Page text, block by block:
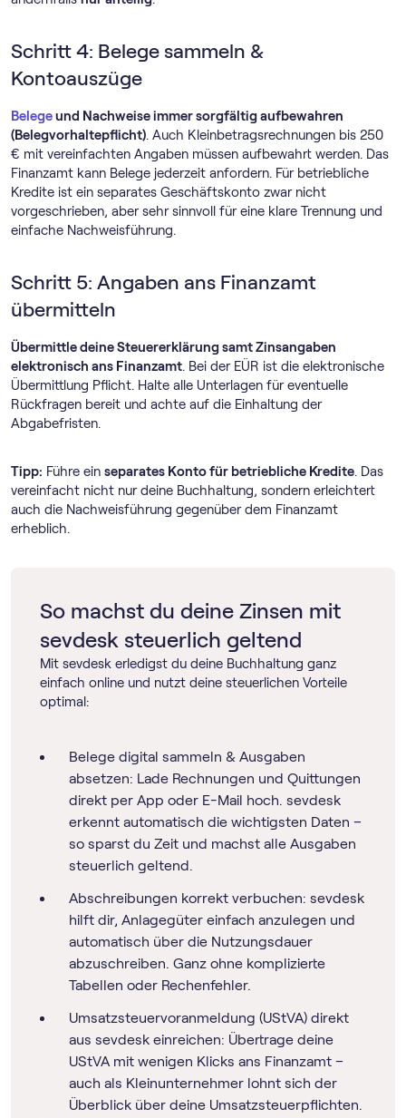
Schritt 4: Belege sammeln &
Kontoauszüge
Belegeund Nachweise immer sorgfältig aufbewahren
(Belegvorhaltepflicht). Auch Kleinbetragsrechnungen bis 250
€ mit vereinfachten Angaben müssen aufbewahrt werden. Das
Finanzamt kann Belege jederzeit anfordern. Für betriebliche
Kredite ist ein separates Geschäftskonto zwar nicht
vorgeschrieben, aber sehr sinnvoll für eine klare Trennung und
einfache Nachweisführung.
Schritt 5: Angaben ans Finanzamt
übermitteln
Übermittle deine Steuererklärung samt Zinsangaben
elektronisch ans Finanzamt. Bei der EÜR ist die elektronische
Übermittlung Pflicht. Halte alle Unterlagen für eventuelle
Rückfragen bereit und achte auf die Einhaltung der
Abgabefristen.
Tipp: Führe ein separates Konto für betriebliche Kredite. Das
vereinfacht nicht nur deine Buchhaltung, sondern erleichtert
auch die Nachweisführung gegenüber dem Finanzamt
erheblich.
So machst du deine Zinsen mit
sevdesk steuerlich geltend
Mit sevdesk erledigst du deine Buchhaltung ganz
einfach online und nutzt deine steuerlichen Vorteile
optimal:
Belege digital sammeln & Ausgaben
absetzen: Lade Rechnungen und Quittungen
direkt per App oder E-Mail hoch. sevdesk
erkennt automatisch die wichtigsten Daten –
so sparst du Zeit und machst alle Ausgaben
steuerlich geltend.
Abschreibungen korrekt verbuchen: sevdesk
hilft dir, Anlagegüter einfach anzulegen und
automatisch über die Nutzungsdauer
abzuschreiben. Ganz ohne komplizierte
Tabellen oder Rechenfehler.
Umsatz­steuer­voranmeldung (UStVA) direkt
aus sevdesk einreichen: Übertrage deine
UStVA mit wenigen Klicks ans Finanzamt –
auch als Kleinunternehmer lohnt sich der
Überblick über deine Umsatzsteuerpflichten.